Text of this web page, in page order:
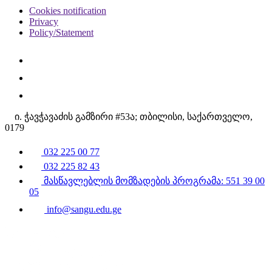
Cookies notification
Privacy
Policy/Statement
ი. ჭავჭავაძის გამზირი #53ა; თბილისი, საქართველო,
0179
032 225 00 77
032 225 82 43
მასწავლებლის მომზადების პროგრამა: 551 39 00
05
info@sangu.edu.ge